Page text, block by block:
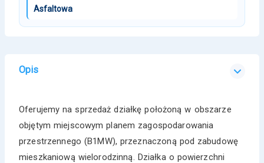
Asfaltowa
Opis
Oferujemy na sprzedaż działkę położoną w obszarze
objętym miejscowym planem zagospodarowania
przestrzennego (B1MW), przeznaczoną pod zabudowę
mieszkaniową wielorodzinną. Działka o powierzchni